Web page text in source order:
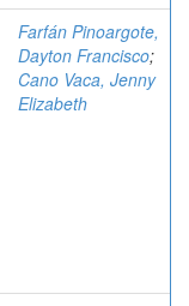
Farfán Pinoargote,
Dayton Francisco;
Cano Vaca, Jenny
Elizabeth